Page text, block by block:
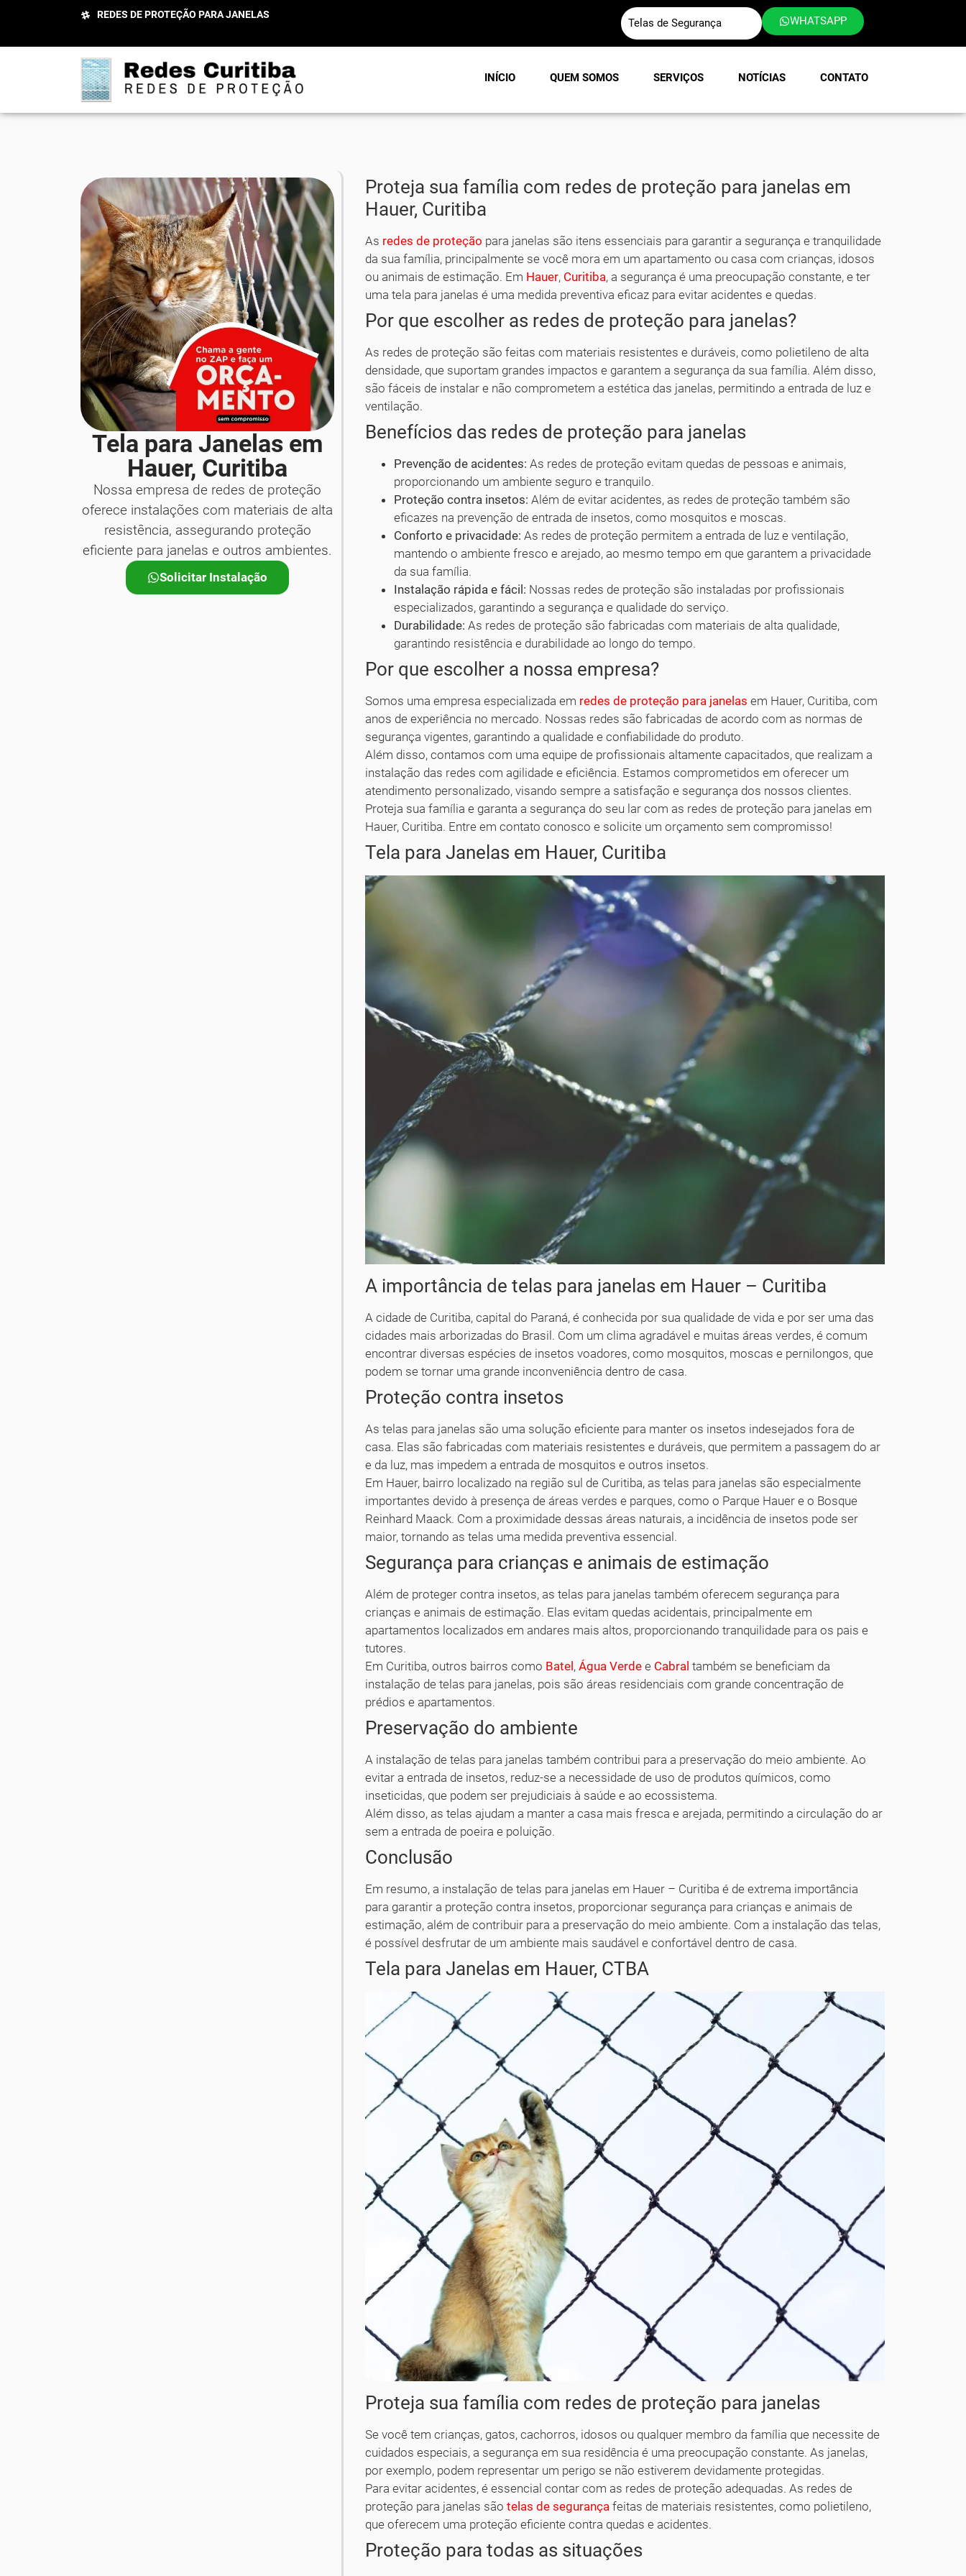
REDES DE PROTEÇÃO PARA JANELAS
Telas de Segurança WHATSAPP
INÍCIO QUEM SOMOS SERVIÇOS NOTÍCIAS CONTATO
Tela para Janelas em
Hauer, Curitiba
Nossa empresa de redes de proteção
oferece instalações com materiais de alta
resistência, assegurando proteção
eficiente para janelas e outros ambientes.
Solicitar Instalação
Proteja sua família com redes de proteção para janelas em
Hauer, Curitiba
As redes de proteção para janelas são itens essenciais para garantir a segurança e tranquilidade
da sua família, principalmente se você mora em um apartamento ou casa com crianças, idosos
ou animais de estimação. Em Hauer, Curitiba, a segurança é uma preocupação constante, e ter
uma tela para janelas é uma medida preventiva eficaz para evitar acidentes e quedas.
Por que escolher as redes de proteção para janelas?
As redes de proteção são feitas com materiais resistentes e duráveis, como polietileno de alta
densidade, que suportam grandes impactos e garantem a segurança da sua família. Além disso,
são fáceis de instalar e não comprometem a estética das janelas, permitindo a entrada de luz e
ventilação.
Benefícios das redes de proteção para janelas
Prevenção de acidentes: As redes de proteção evitam quedas de pessoas e animais,
proporcionando um ambiente seguro e tranquilo.
Proteção contra insetos: Além de evitar acidentes, as redes de proteção também são
eficazes na prevenção de entrada de insetos, como mosquitos e moscas.
Conforto e privacidade: As redes de proteção permitem a entrada de luz e ventilação,
mantendo o ambiente fresco e arejado, ao mesmo tempo em que garantem a privacidade
da sua família.
Instalação rápida e fácil: Nossas redes de proteção são instaladas por profissionais
especializados, garantindo a segurança e qualidade do serviço.
Durabilidade: As redes de proteção são fabricadas com materiais de alta qualidade,
garantindo resistência e durabilidade ao longo do tempo.
Por que escolher a nossa empresa?
Somos uma empresa especializada em redes de proteção para janelas em Hauer, Curitiba, com
anos de experiência no mercado. Nossas redes são fabricadas de acordo com as normas de
segurança vigentes, garantindo a qualidade e confiabilidade do produto.
Além disso, contamos com uma equipe de profissionais altamente capacitados, que realizam a
instalação das redes com agilidade e eficiência. Estamos comprometidos em oferecer um
atendimento personalizado, visando sempre a satisfação e segurança dos nossos clientes.
Proteja sua família e garanta a segurança do seu lar com as redes de proteção para janelas em
Hauer, Curitiba. Entre em contato conosco e solicite um orçamento sem compromisso!
Tela para Janelas em Hauer, Curitiba
A importância de telas para janelas em Hauer – Curitiba
A cidade de Curitiba, capital do Paraná, é conhecida por sua qualidade de vida e por ser uma das
cidades mais arborizadas do Brasil. Com um clima agradável e muitas áreas verdes, é comum
encontrar diversas espécies de insetos voadores, como mosquitos, moscas e pernilongos, que
podem se tornar uma grande inconveniência dentro de casa.
Proteção contra insetos
As telas para janelas são uma solução eficiente para manter os insetos indesejados fora de
casa. Elas são fabricadas com materiais resistentes e duráveis, que permitem a passagem do ar
e da luz, mas impedem a entrada de mosquitos e outros insetos.
Em Hauer, bairro localizado na região sul de Curitiba, as telas para janelas são especialmente
importantes devido à presença de áreas verdes e parques, como o Parque Hauer e o Bosque
Reinhard Maack. Com a proximidade dessas áreas naturais, a incidência de insetos pode ser
maior, tornando as telas uma medida preventiva essencial.
Segurança para crianças e animais de estimação
Além de proteger contra insetos, as telas para janelas também oferecem segurança para
crianças e animais de estimação. Elas evitam quedas acidentais, principalmente em
apartamentos localizados em andares mais altos, proporcionando tranquilidade para os pais e
tutores.
Em Curitiba, outros bairros como Batel ,Água Verde e Cabral também se beneficiam da
instalação de telas para janelas, pois são áreas residenciais com grande concentração de
prédios e apartamentos.
Preservação do ambiente
A instalação de telas para janelas também contribui para a preservação do meio ambiente. Ao
evitar a entrada de insetos, reduz-se a necessidade de uso de produtos químicos, como
inseticidas, que podem ser prejudiciais à saúde e ao ecossistema.
Além disso, as telas ajudam a manter a casa mais fresca e arejada, permitindo a circulação do ar
sem a entrada de poeira e poluição.
Conclusão
Em resumo, a instalação de telas para janelas em Hauer – Curitiba é de extrema importância
para garantir a proteção contra insetos, proporcionar segurança para crianças e animais de
estimação, além de contribuir para a preservação do meio ambiente. Com a instalação das telas,
é possível desfrutar de um ambiente mais saudável e confortável dentro de casa.
Tela para Janelas em Hauer, CTBA
Proteja sua família com redes de proteção para janelas
Se você tem crianças, gatos, cachorros, idosos ou qualquer membro da família que necessite de
cuidados especiais, a segurança em sua residência é uma preocupação constante. As janelas,
por exemplo, podem representar um perigo se não estiverem devidamente protegidas.
Para evitar acidentes, é essencial contar com as redes de proteção adequadas. As redes de
proteção para janelas sãotelas de segurança feitas de materiais resistentes, como polietileno,
que oferecem uma proteção eficiente contra quedas e acidentes.
Proteção para todas as situações